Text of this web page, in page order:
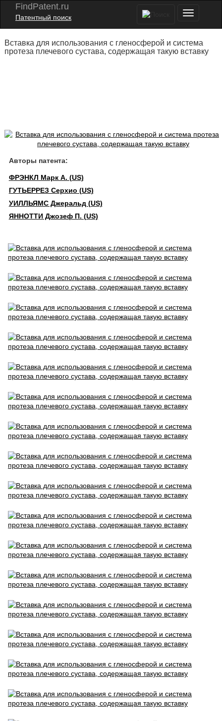
FindPatent.ru
Патентный поиск
Вставка для использования с гленосферой и система
протеза плечевого сустава, содержащая такую вставку
Авторы патента:
ФРЭНКЛ Марк А. (US)
ГУТЬЕРРЕЗ Серхио (US)
УИЛЛЬЯМС Джеральд (US)
ЯННОТТИ Джозеф П. (US)